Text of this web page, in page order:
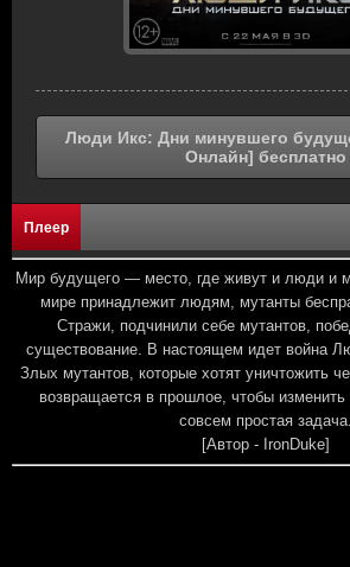
Люди Икс: Дни минувшего
Онлайн] бесплатно
Плеер
Мир будущего — место, где живут и люди и
мире принадлежит людям, мутанты
Стражи, подчинили себе мутантов,
существование. В настоящем идет война
Злых мутантов, которые хотят уничтожить
возвращается в прошлое, чтобы
совсем простая задача.
[Автор - IronDuke]